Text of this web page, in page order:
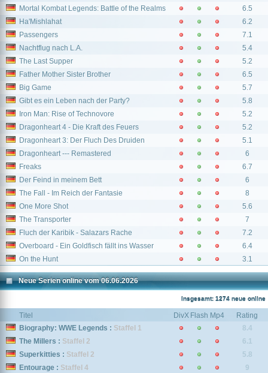
Mortal Kombat Legends: Battle of the Realms
6.5
Ha'Mishlahat
6.2
Passengers
7.1
Nachtflug nach L.A.
5.4
The Last Supper
5.2
Father Mother Sister Brother
6.5
Big Game
5.7
Gibt es ein Leben nach der Party?
5.8
Iron Man: Rise of Technovore
5.2
Dragonheart 4 - Die Kraft des Feuers
5.2
Dragonheart 3: Der Fluch Des Druiden
5.1
Dragonheart --- Remastered
6
Freaks
6.7
Der Feind in meinem Bett
6
The Fall - Im Reich der Fantasie
8
One More Shot
5.6
The Transporter
7
Fluch der Karibik - Salazars Rache
7.2
Overboard - Ein Goldfisch fällt ins Wasser
6.4
On the Hunt
3.1
Neue Serien online vom 06.06.2026
Insgesamt: 1274 neue online
Titel DivX Flash Mp4
Rating
Biography: WWE Legends : Staffel 1
8.4
The Millers : Staffel 2
6.1
Superkitties : Staffel 2
5.8
Entourage : Staffel 4
9